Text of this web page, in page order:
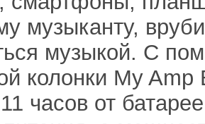
музыканту,
музыкой. С
колонки My
часов от